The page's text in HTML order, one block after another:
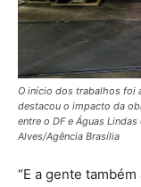
O início dos trabalhos foi
destacou o impacto da
entre o DF e Águas
Alves/Agência Brasília
“E a gente